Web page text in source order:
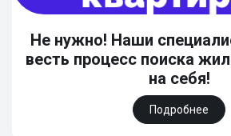
Не нужно! Наши
весть процесс поиска
на себя!
Подробнее